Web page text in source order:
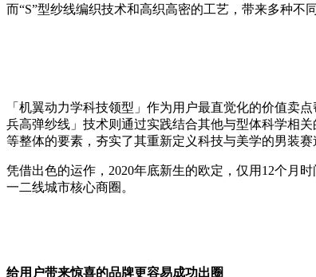
而“S”型纱线编织技术和高织高密的工艺，带来多种不
「机翼动力学科技领型」作为用户最直觉化的价值卖
兵高弹纱线」技术则通过实践结合其他与型体科学相
等整体的要素，夯实了其重新定义科技与美学的男装赛
凭借出色的运作，2020年底新生的欧定，仅用12个月
一二线城市核心商圈。
给用户带来惊喜的品牌更容易成功出圈